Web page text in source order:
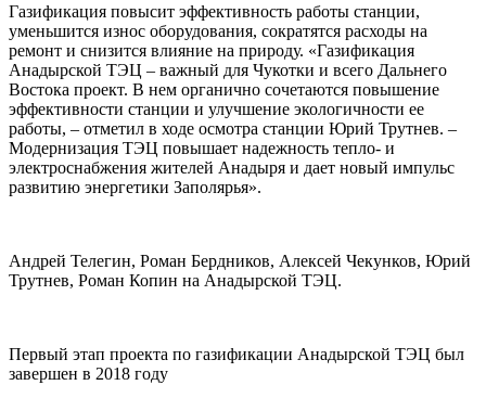
Газификация повысит эффективность работы станции,
уменьшится износ оборудования, сократятся расходы на
ремонт и снизится влияние на природу. «Газификация
Анадырской ТЭЦ – важный для Чукотки и всего Дальнего
Востока проект. В нем органично сочетаются повышение
эффективности станции и улучшение экологичности ее
работы, – отметил в ходе осмотра станции Юрий Трутнев. –
Модернизация ТЭЦ повышает надежность тепло- и
электроснабжения жителей Анадыря и дает новый импульс
развитию энергетики Заполярья».
Андрей Телегин, Роман Бердников, Алексей Чекунков, Юрий
Трутнев, Роман Копин на Анадырской ТЭЦ.
Первый этап проекта по газификации Анадырской ТЭЦ был
завершен в 2018 году